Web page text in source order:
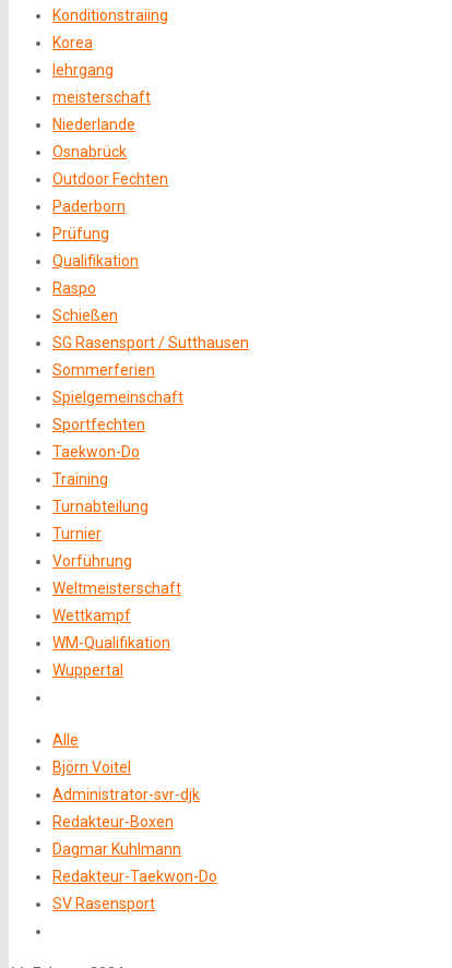
Konditionstraiing
Korea
lehrgang
meisterschaft
Niederlande
Osnabrück
Outdoor Fechten
Paderborn
Prüfung
Qualifikation
Raspo
Schießen
SG Rasensport / Sutthausen
Sommerferien
Spielgemeinschaft
Sportfechten
Taekwon-Do
Training
Turnabteilung
Turnier
Vorführung
Weltmeisterschaft
Wettkampf
WM-Qualifikation
Wuppertal
Alle
Björn Voitel
Administrator-svr-djk
Redakteur-Boxen
Dagmar Kuhlmann
Redakteur-Taekwon-Do
SV Rasensport